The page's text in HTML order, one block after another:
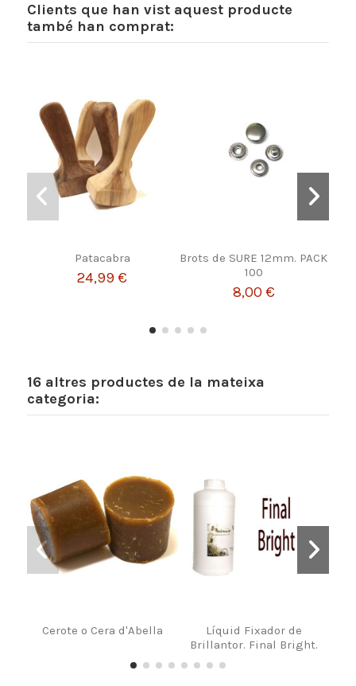
Clients que han vist aquest producte
també han comprat:
Patacabra
24,99 €
Brots de SURE 12mm. PACK
100
8,00 €
16 altres productes de la mateixa
categoria:
Cerote o Cera d'Abella
Líquid Fixador de
Brillantor. Final Bright.